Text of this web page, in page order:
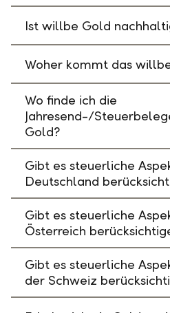
Ist willbe Gold
Woher kommt das
Wo finde ich die
Jahresend-/
Gold?
Gibt es steuerliche
Deutschland
Gibt es steuerliche
Österreich
Gibt es steuerliche
der Schweiz